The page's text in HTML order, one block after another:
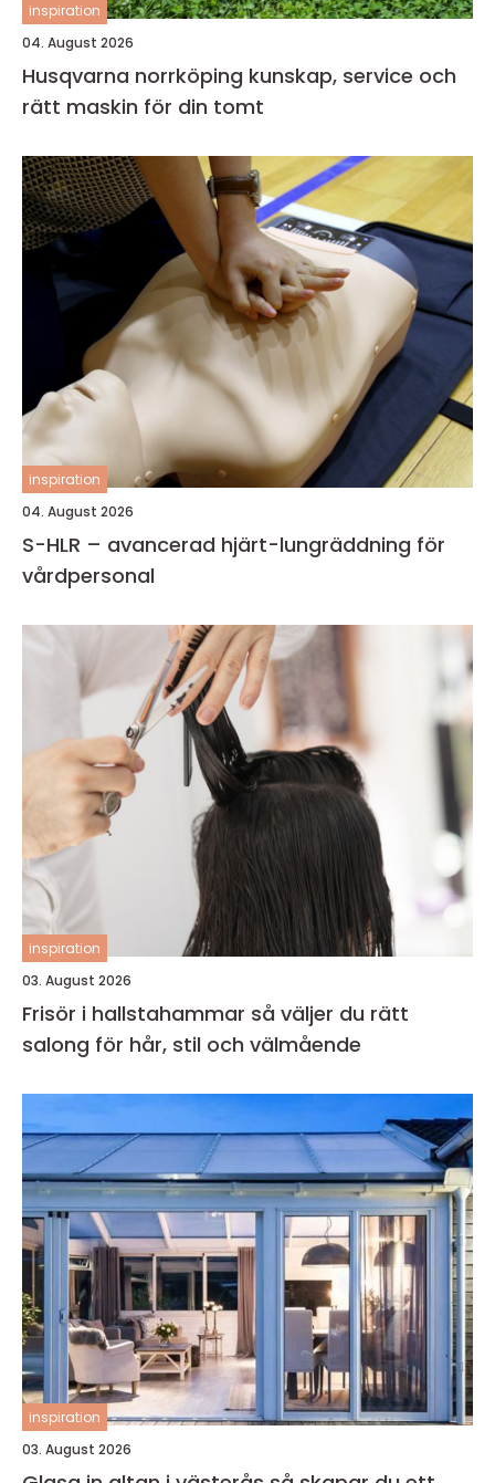
inspiration
04. August 2026
Husqvarna norrköping kunskap, service och
rätt maskin för din tomt
inspiration
04. August 2026
S-HLR – avancerad hjärt-lungräddning för
vårdpersonal
inspiration
03. August 2026
Frisör i hallstahammar så väljer du rätt
salong för hår, stil och välmående
inspiration
03. August 2026